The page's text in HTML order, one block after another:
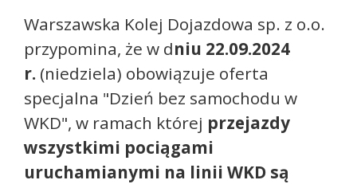
Warszawska Kolej Dojazdowa sp. z o.o.
przypomina, że w dniu 22.09.2024
r. (niedziela) obowiązuje oferta
specjalna "Dzień bez samochodu w
WKD", w ramach której przejazdy
wszystkimi pociągami
uruchamianymi na linii WKD są